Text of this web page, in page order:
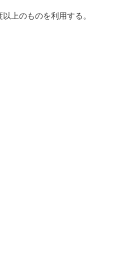
上のものを利用する。